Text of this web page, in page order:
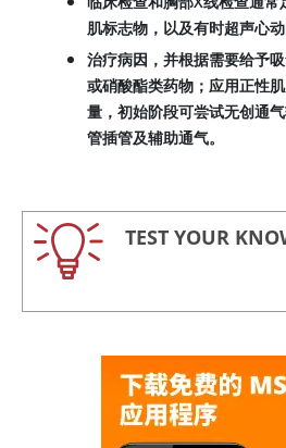
肌标志物，以及有时超声心
治疗病因，并根据需要给予
或硝酸酯类药物；应用正性
量，初始阶段可尝试无创通
管插管及辅助通气。
TEST YOUR